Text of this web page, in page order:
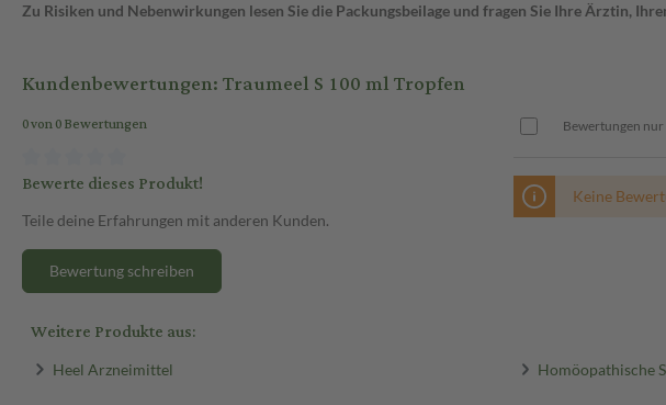
Zu Risiken und Nebenwirkungen lesen Sie die Packungsbeilage und fragen Sie Ihre Ärztin,
Kundenbewertungen: Traumeel S 100 ml Tropfen
0 von 0 Bewertungen
Bewerte dieses Produkt!
Teile deine Erfahrungen mit anderen Kunden.
Bewertung schreiben
Bewertungen nur
Keine
Weitere Produkte aus:
Heel Arzneimittel Homöopathische